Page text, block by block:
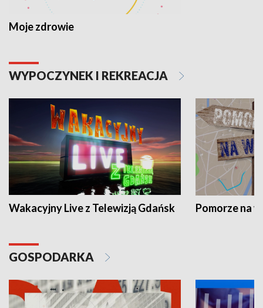
Moje zdrowie
WYPOCZYNEK I REKREACJA
Wakacyjny Live z Telewizją Gdańsk Pomorze na
GOSPODARKA